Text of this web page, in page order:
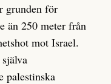
grunden för
än 250 meter från
mot Israel.
palestinska